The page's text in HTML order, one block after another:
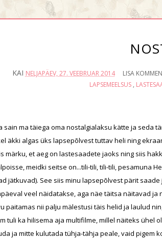
KAI NELJAPÄEV, 27. VEEBRUAR 2014 LISA
LAPSEMEELSUS ,
sain ma täiega oma nostalgialaksu kätte ja seda
äkki algas üks lapsepõlvest tuttav heli ning
märku, et aeg on lastesaadete jaoks ning siis
meidki seitse on...tili-tili, tili-tili, pesamuna
jätkuvad). See siis minu lapsepõlvest pärit
veel näidatakse, aga näe täitsa näitavad
paitamas nii palju mälestusi täis helid ja laulud
tuli ka hilisema aja multifilme, millel näiteks ühel
ja mitte kulutada tühja-tähja peale, vaid pigem